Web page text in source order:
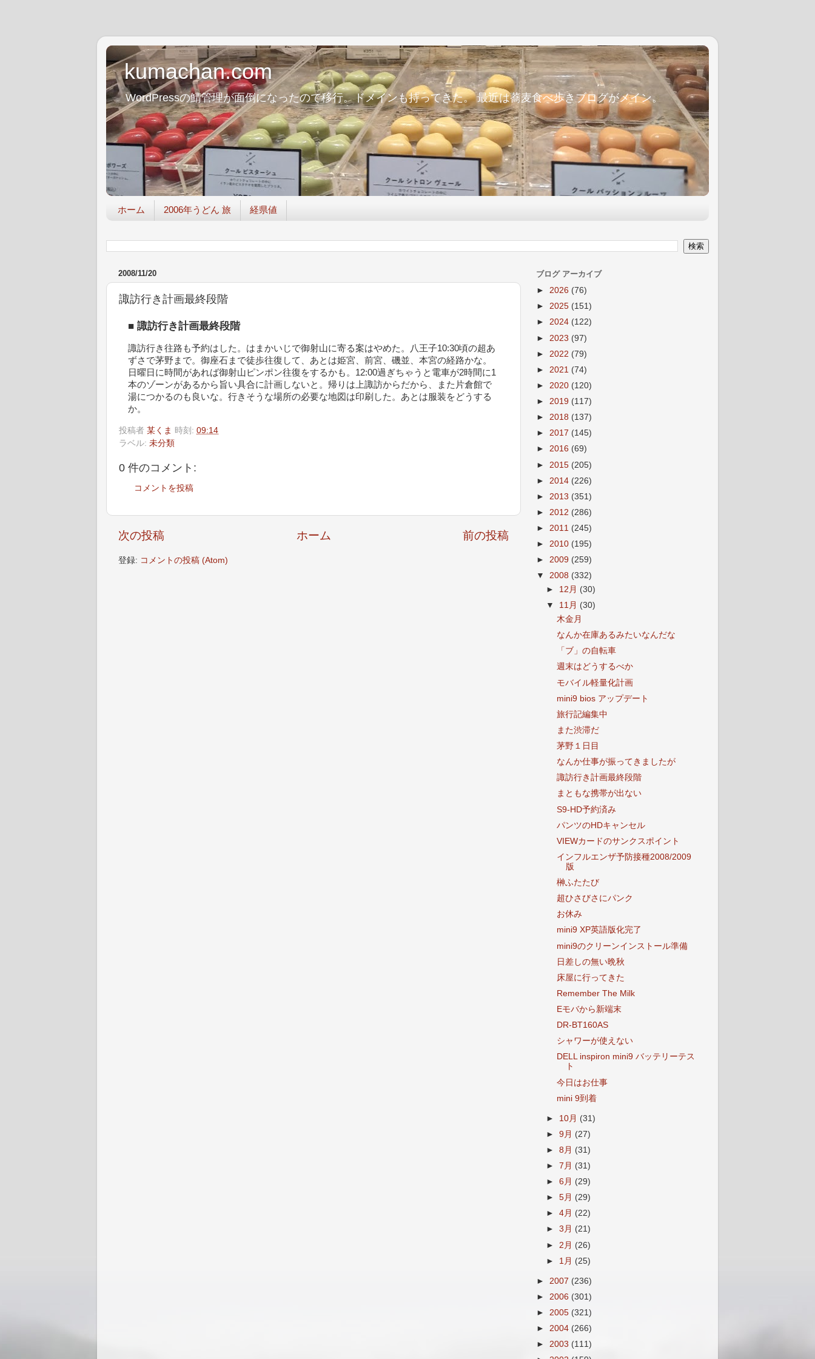
kumachan.com
WordPressの鯖管理が面倒になったので移行。ドメインも持ってきた。 最近は蕎麦食べ歩きブログがメイン。
ホーム 2006年うどん 旅 経県値
2008/11/20
諏訪行き計画最終段階
■ 諏訪行き計画最終段階
諏訪行き往路も予約はした。はまかいじで御射山に寄る案はやめた。八王子10:30頃の超あ
ずさで茅野まで。御座石まで徒歩往復して、あとは姫宮、前宮、磯並、本宮の経路かな。
日曜日に時間があれば御射山ピンポン往復をするかも。12:00過ぎちゃうと電車が2時間に1
本のゾーンがあるから旨い具合に計画しないと。帰りは上諏訪からだから、また片倉館で
湯につかるのも良いな。行きそうな場所の必要な地図は印刷した。あとは服装をどうする
か。
投稿者 某くま 時刻: 09:14
ラベル: 未分類
0 件のコメント:
コメントを投稿
次の投稿 前の投稿
ホーム
登録: コメントの投稿 (Atom)
ブログ アーカイブ
► 2026 (76)
► 2025 (151)
► 2024 (122)
► 2023 (97)
► 2022 (79)
► 2021 (74)
► 2020 (120)
► 2019 (117)
► 2018 (137)
► 2017 (145)
► 2016 (69)
► 2015 (205)
► 2014 (226)
► 2013 (351)
► 2012 (286)
► 2011 (245)
► 2010 (195)
► 2009 (259)
▼ 2008 (332)
► 12月 (30)
▼ 11月 (30)
木金月
なんか在庫あるみたいなんだな
「ブ」の自転車
週末はどうするべか
モバイル軽量化計画
mini9 bios アップデート
旅行記編集中
また渋滞だ
茅野１日目
なんか仕事が振ってきましたが
諏訪行き計画最終段階
まともな携帯が出ない
S9-HD予約済み
パンツのHDキャンセル
VIEWカードのサンクスポイント
インフルエンザ予防接種2008/2009
版
榊ふたたび
超ひさびさにパンク
お休み
mini9 XP英語版化完了
mini9のクリーンインストール準備
日差しの無い晩秋
床屋に行ってきた
Remember The Milk
Eモバから新端末
DR-BT160AS
シャワーが使えない
DELL inspiron mini9 バッテリーテス
ト
今日はお仕事
mini 9到着
► 10月 (31)
►9月 (27)
►8月 (31)
►7月 (31)
►6月 (29)
►5月 (29)
►4月 (22)
►3月 (21)
► 2月 (26)
► 1月 (25)
► 2007 (236)
► 2006 (301)
► 2005 (321)
► 2004 (266)
► 2003 (111)